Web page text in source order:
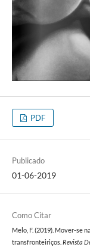
PDF
Publicado
01-06-2019
Como Citar
Melo, F. (2019). Mover-se
transfronteiriços. Revista